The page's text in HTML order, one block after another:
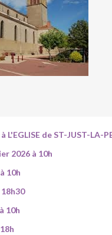
L'EGLISE de ST-JUST-LA-
2026 à 10h
10h
10h